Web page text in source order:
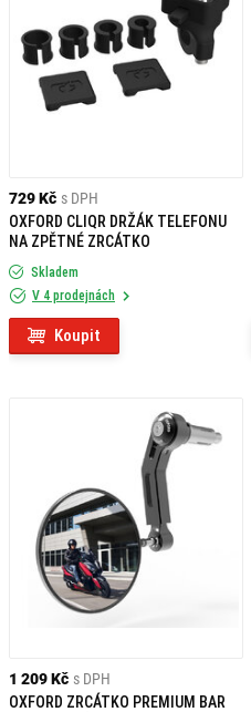
729 Kč s DPH
OXFORD CLIQR DRŽÁK TELEFONU
NA ZPĚTNÉ ZRCÁTKO
Skladem
V 4 prodejnách
Koupit
1 209 Kč s DPH
OXFORD ZRCÁTKO PREMIUM BAR